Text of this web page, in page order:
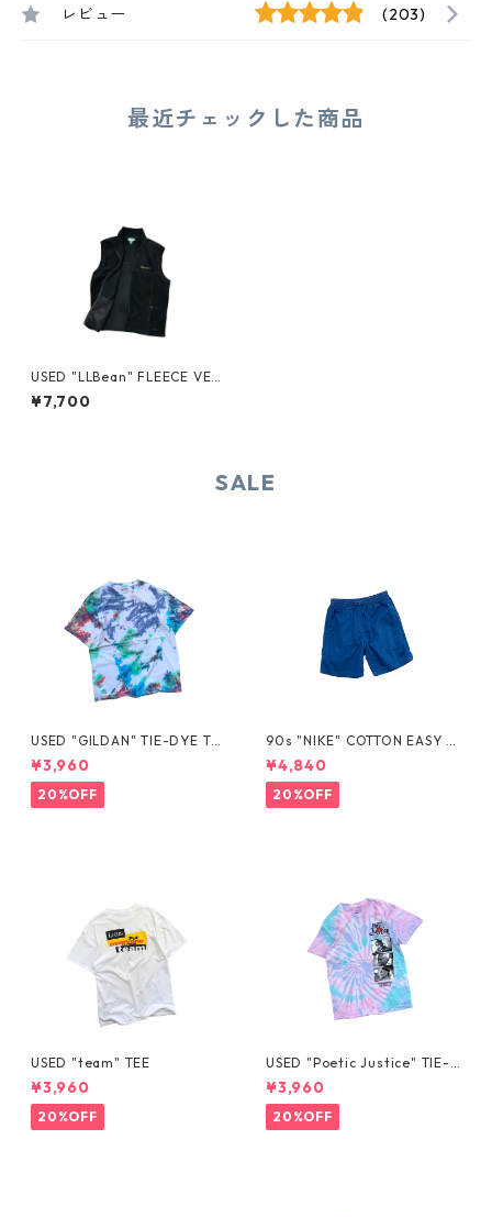
レビュー (203)
最近チェックした商品
USED "LLBean" FLEECE VES
T
¥7,700
SALE
USED "GILDAN" TIE-DYE TE
E
¥3,960
20%OFF
90s "NIKE" COTTON EASY S
HORTS
¥4,840
20%OFF
USED "team" TEE
¥3,960
20%OFF
USED "Poetic Justice" TIE-D
YE TEE
¥3,960
20%OFF